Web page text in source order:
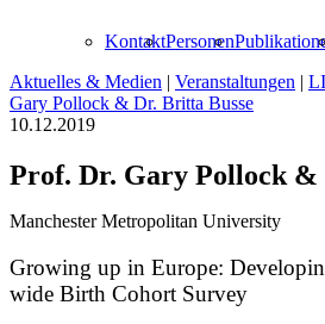
KontaktPersonen
Aktuelles & Medien | Veranstaltungen |
Gary Pollock & Dr. Britta Busse
10.12.2019
Prof. Dr. Gary Pollock &
Manchester Metropolitan University
Growing up in Europe:
wide Birth Cohort Survey